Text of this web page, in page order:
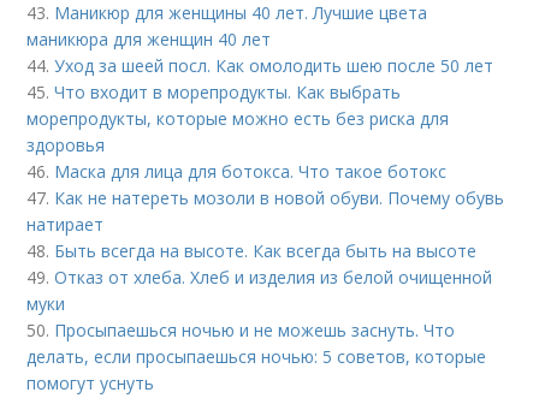
43. Маникюр для женщины 40 лет. Лучшие цвета
маникюра для женщин 40 лет
44.Уход за шеей посл. Как омолодить шею после 50 лет
45.Что входит в морепродукты. Как выбрать
морепродукты, которые можно есть без риска для
здоровья
46. Маска для лица для ботокса. Что такое ботокс
47. Как не натереть мозоли в новой обуви. Почему обувь
натирает
48. Быть всегда на высоте. Как всегда быть на высоте
49.Отказ от хлеба. Хлеб и изделия из белой очищенной
муки
50. Просыпаешься ночью и не можешь заснуть. Что
делать, если просыпаешься ночью: 5 советов, которые
помогут уснуть